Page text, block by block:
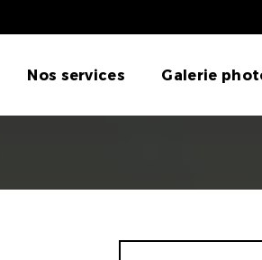
Nos services Galerie